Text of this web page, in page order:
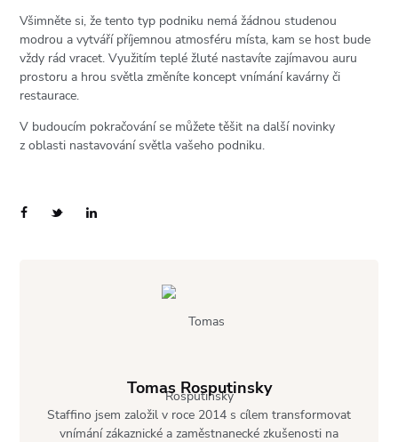
Všimněte si, že tento typ podniku nemá žádnou studenou
modrou a vytváří příjemnou atmosféru místa, kam se host bude
vždy rád vracet. Využitím teplé žluté nastavíte zajímavou auru
prostoru a hrou světla změníte koncept vnímání kavárny či
restaurace.
V budoucím pokračování se můžete těšit na další novinky
z oblasti nastavování světla vašeho podniku.
Tomas Rosputinsky
Staffino jsem založil v roce 2014 s cílem transformovat
vnímání zákaznické a zaměstnanecké zkušenosti na